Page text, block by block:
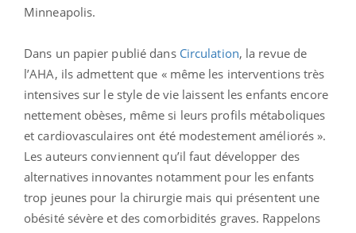
Minneapolis.
Dans un papier publié dans Circulation, la revue de
l’AHA, ils admettent que « même les interventions très
intensives sur le style de vie laissent les enfants encore
nettement obèses, même si leurs profils métaboliques
et cardiovasculaires ont été modestement améliorés ».
Les auteurs conviennent qu’il faut développer des
alternatives innovantes notamment pour les enfants
trop jeunes pour la chirurgie mais qui présentent une
obésité sévère et des comorbidités graves. Rappelons